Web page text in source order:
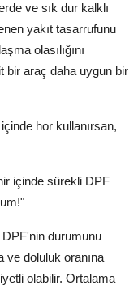
ve sık dur kalklı
yakıt tasarrufunu
olasılığını
bir araç daha uygun bir
hor kullanırsan,
içinde sürekli DPF
durumunu
ve doluluk oranına
olabilir. Ortalama